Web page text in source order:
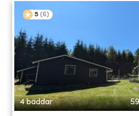
5 (6)
4 bäddar